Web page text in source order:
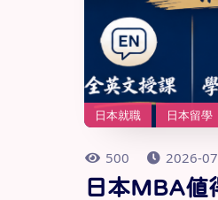
日本就職 日本留學
500 2026-
日本MBA值